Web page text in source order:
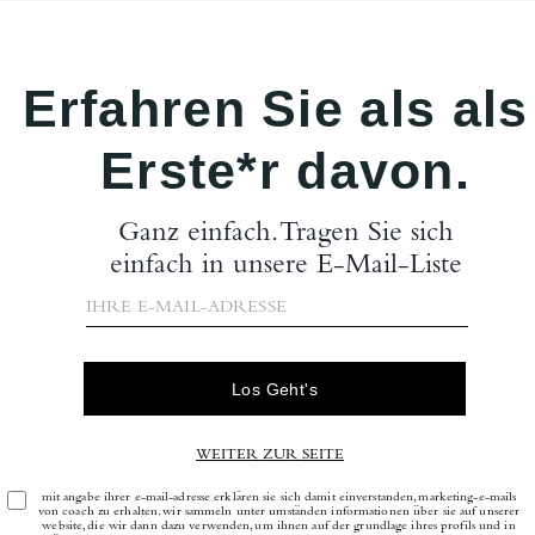
Bewertungen
Es gibt noch keine Reviews.
Informationen darüber, wie wir unsere Bewertungen überprüfen, finden Sie